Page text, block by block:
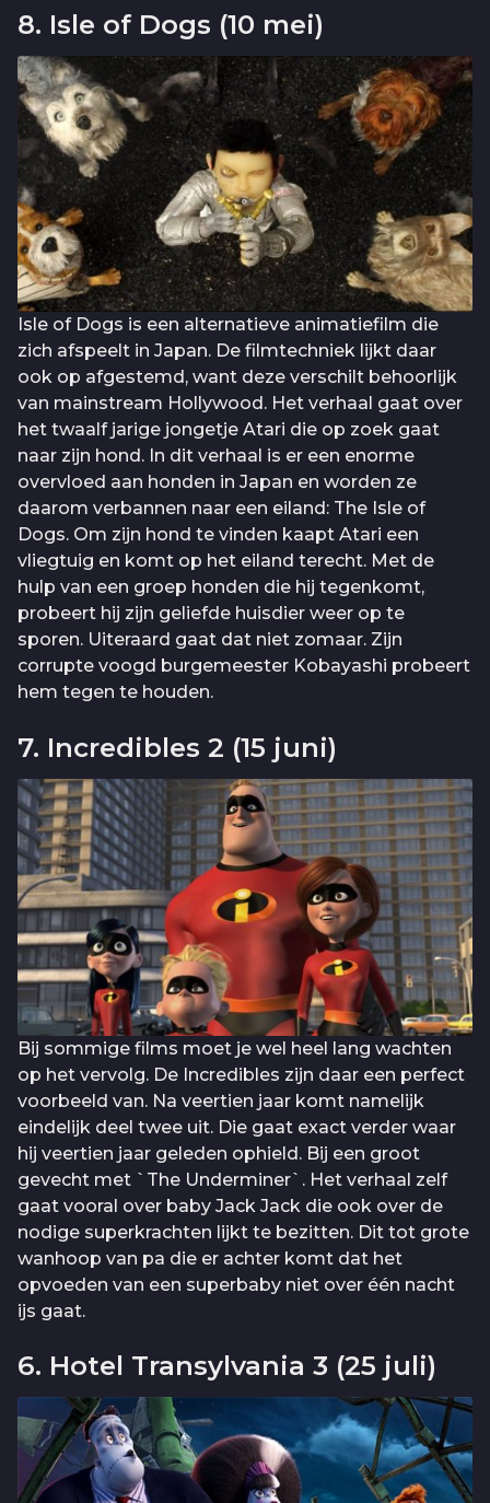
8. Isle of Dogs (10 mei)
Isle of Dogs is een alternatieve animatiefilm die
zich afspeelt in Japan. De filmtechniek lijkt daar
ook op afgestemd, want deze verschilt behoorlijk
van mainstream Hollywood. Het verhaal gaat over
het twaalf jarige jongetje Atari die op zoek gaat
naar zijn hond. In dit verhaal is er een enorme
overvloed aan honden in Japan en worden ze
daarom verbannen naar een eiland: The Isle of
Dogs. Om zijn hond te vinden kaapt Atari een
vliegtuig en komt op het eiland terecht. Met de
hulp van een groep honden die hij tegenkomt,
probeert hij zijn geliefde huisdier weer op te
sporen. Uiteraard gaat dat niet zomaar. Zijn
corrupte voogd burgemeester Kobayashi probeert
hem tegen te houden.
7. Incredibles 2 (15 juni)
Bij sommige films moet je wel heel lang wachten
op het vervolg. De Incredibles zijn daar een perfect
voorbeeld van. Na veertien jaar komt namelijk
eindelijk deel twee uit. Die gaat exact verder waar
hij veertien jaar geleden ophield. Bij een groot
gevecht met `The Underminer`. Het verhaal zelf
gaat vooral over baby Jack Jack die ook over de
nodige superkrachten lijkt te bezitten. Dit tot grote
wanhoop van pa die er achter komt dat het
opvoeden van een superbaby niet over één nacht
ijs gaat.
6. Hotel Transylvania 3 (25 juli)